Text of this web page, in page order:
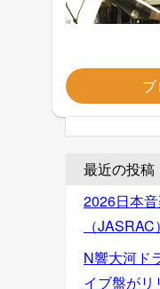
最近の投稿
2026日本
（
N響大河ド
イブ盤がリ